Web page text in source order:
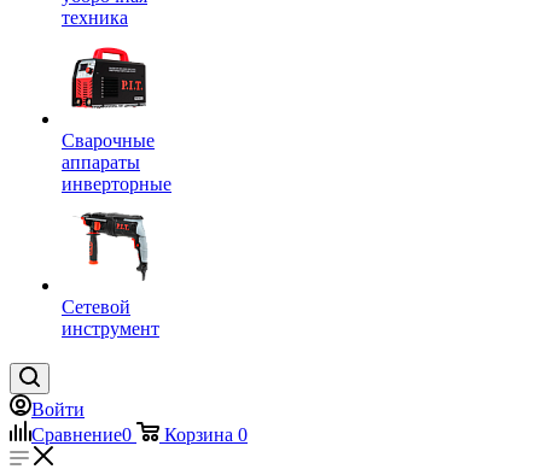
техника
Сварочные
аппараты
инверторные
Сетевой
инструмент
Войти
Сравнение0 Корзина 0